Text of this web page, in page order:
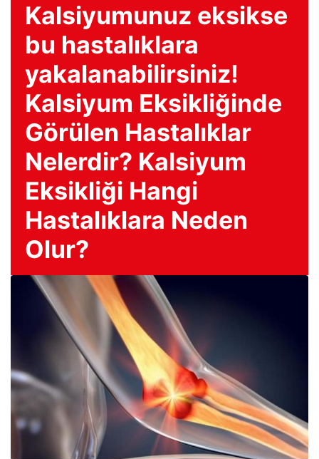
Kalsiyumunuz eksikse
bu hastalıklara
yakalanabilirsiniz!
Kalsiyum Eksikliğinde
Görülen Hastalıklar
Nelerdir? Kalsiyum
Eksikliği Hangi
Hastalıklara Neden
Olur?